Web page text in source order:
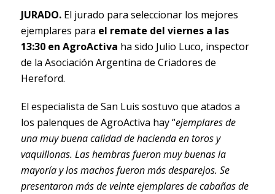
JURADO. El jurado para seleccionar los mejores
ejemplares para el remate del viernes a las
13:30 en AgroActiva ha sido Julio Luco, inspector
de la Asociación Argentina de Criadores de
Hereford.
El especialista de San Luis sostuvo que atados a
los palenques de AgroActiva hay “ejemplares de
una muy buena calidad de hacienda en toros y
vaquillonas. Las hembras fueron muy buenas la
mayoría y los machos fueron más desparejos. Se
presentaron más de veinte ejemplares de cabañas de